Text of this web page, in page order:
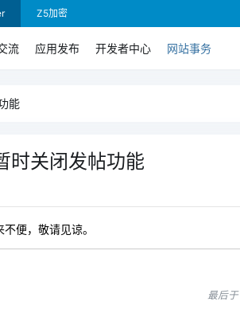
Z5加密
流 应用发布 开发者中心 网站事务
能
时关闭发帖功能
便，敬请见谅。
最后于